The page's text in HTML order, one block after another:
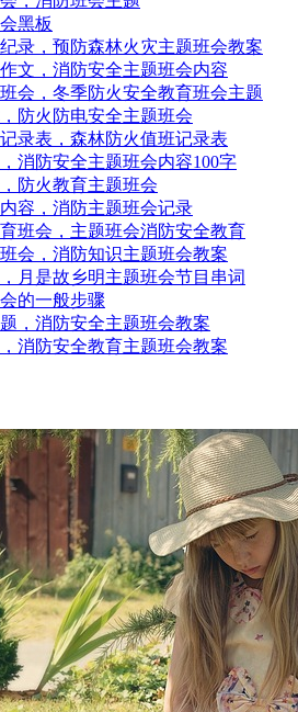
黑板
录，预防森林火灾主题班会教案
文，消防安全主题班会内容
会，冬季防火安全教育班会主题
防火防电安全主题班会
录表，森林防火值班记录表
消防安全主题班会内容100字
防火教育主题班会
容，消防主题班会记录
班会，主题班会消防安全教育
会，消防知识主题班会教案
月是故乡明主题班会节目串词
的一般步骤
，消防安全主题班会教案
消防安全教育主题班会教案